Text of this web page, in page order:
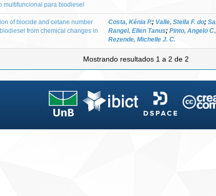
multifuncional para biodiesel
of biocide and cetane number
from chemical changes in
Costa, Kênia P.; Valle, Stella F. do;
Rangel, Ellen Tanus; Pinto, Angelo C.
Rezende, Michelle J. C.
Mostrando resultados 1 a 2 de 2